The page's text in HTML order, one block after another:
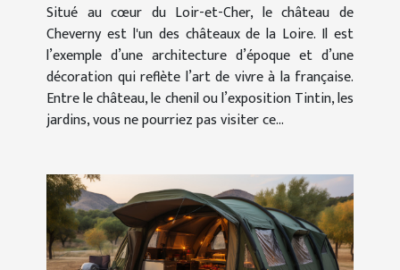
Situé au cœur du Loir-et-Cher, le château de
Cheverny est l'un des châteaux de la Loire. Il est
l’exemple d’une architecture d’époque et d’une
décoration qui reflète l’art de vivre à la française.
Entre le château, le chenil ou l’exposition Tintin, les
jardins, vous ne pourriez pas visiter ce...